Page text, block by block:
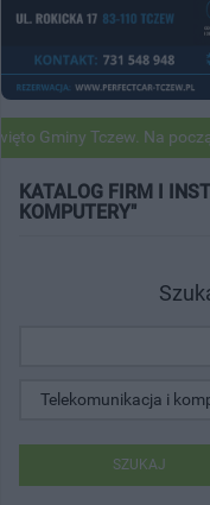
Gminy Tczew. Na
KATALOG FIRM I
KOMPUTERY"
SZUKAJ